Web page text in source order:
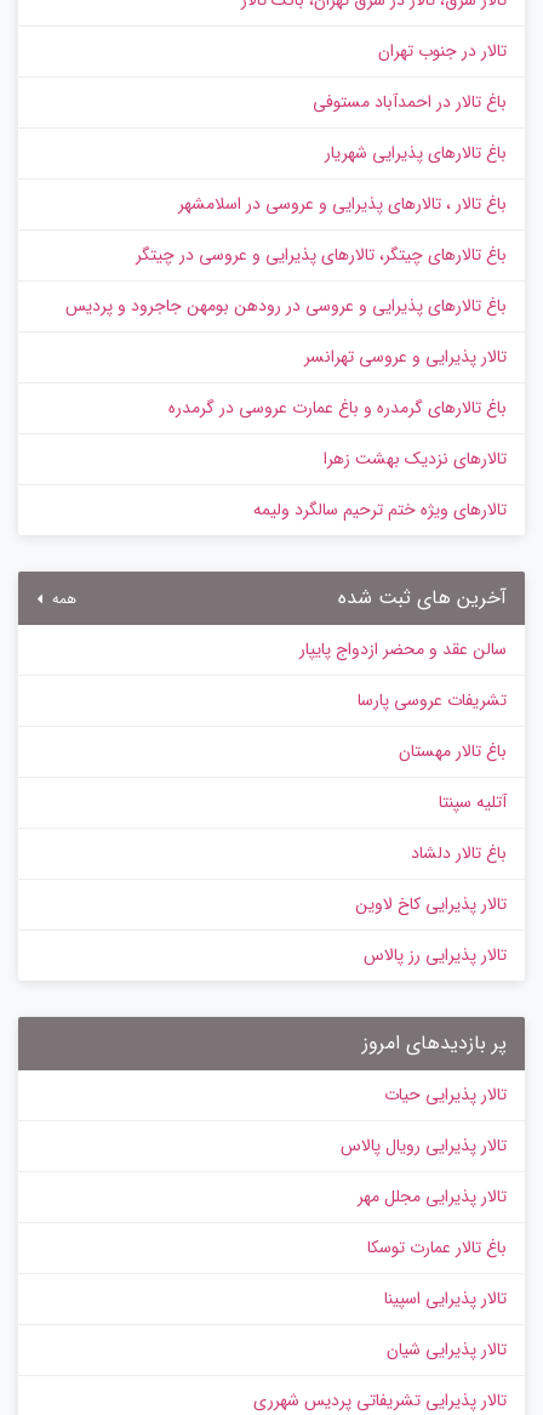
تالار در جنوب تهران
باغ تالار در احمدآباد مستوفی
باغ تالارهای پذیرایی شهریار
باغ تالار ، تالارهای پذیرایی و عروسی در اسلامشهر
باغ تالارهای چیتگر، تالارهای پذیرایی و عروسی در چیتگر
باغ تالارهای پذیرایی و عروسی در رودهن بومهن جاجرود و پردیس
تالار پذیرایی و عروسی تهرانسر
باغ تالارهای گرمدره و باغ عمارت عروسی در گرمدره
تالارهای نزدیک بهشت زهرا
تالارهای ویژه ختم ترحیم سالگرد ولیمه
آخرین های ثبت شده همه
سالن عقد و محضر ازدواج پایپار
تشریفات عروسی پارسا
باغ تالار مهستان
آتلیه سپنتا
باغ تالار دلشاد
تالار پذیرایی کاخ لاوین
تالار پذیرایی رز پالاس
پر بازدیدهای امروز
تالار پذیرایی حیات
تالار پذیرایی رویال پالاس
تالار پذیرایی مجلل مهر
باغ تالار عمارت توسکا
تالار پذیرایی اسپینا
تالار پذیرایی شیان
تالار پذیرایی تشریفاتی پردیس شهرری